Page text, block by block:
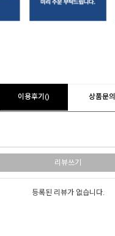
이용후기() 상품문의
리뷰쓰기
등록된 리뷰가 없습니다.